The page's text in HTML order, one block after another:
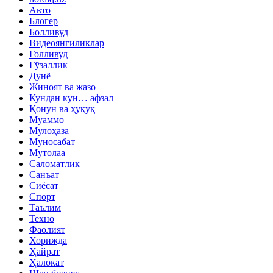
Авто
Блогер
Болливуд
Видеоянгиликлар
Голливуд
Гўзаллик
Дунё
Жиноят ва жазо
Кундан кун… афзал
Қонун ва ҳуқуқ
Муаммо
Мулоҳаза
Муносабат
Мутолаа
Саломатлик
Санъат
Сиёсат
Спорт
Таълим
Техно
Фаолият
Хорижда
Ҳайрат
Ҳалокат